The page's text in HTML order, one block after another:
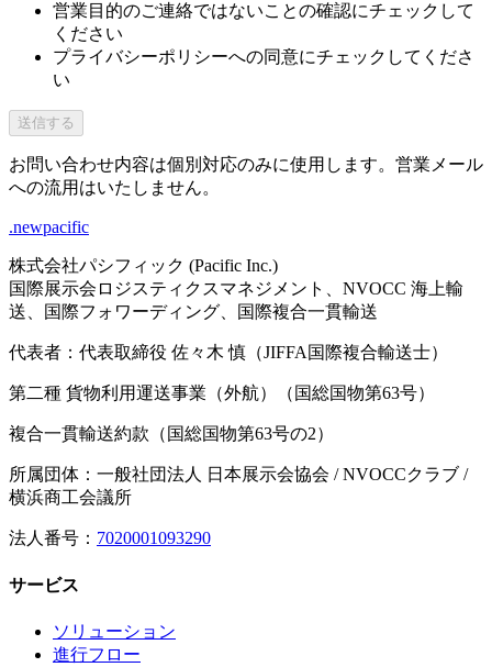
営業目的のご連絡ではないことの確認にチェックして
ください
プライバシーポリシーへの同意にチェックしてくださ
い
送信する
お問い合わせ内容は個別対応のみに使用します。営業メール
への流用はいたしません。
.newpacific
株式会社パシフィック (Pacific Inc.)
国際展示会ロジスティクスマネジメント、NVOCC 海上輸
送、国際フォワーディング、国際複合一貫輸送
代表者：代表取締役 佐々木 慎（JIFFA国際複合輸送士）
第二種 貨物利用運送事業（外航）（国総国物第63号）
複合一貫輸送約款（国総国物第63号の2）
所属団体：一般社団法人 日本展示会協会 / NVOCCクラブ /
横浜商工会議所
法人番号： 7020001093290
サービス
ソリューション
進行フロー